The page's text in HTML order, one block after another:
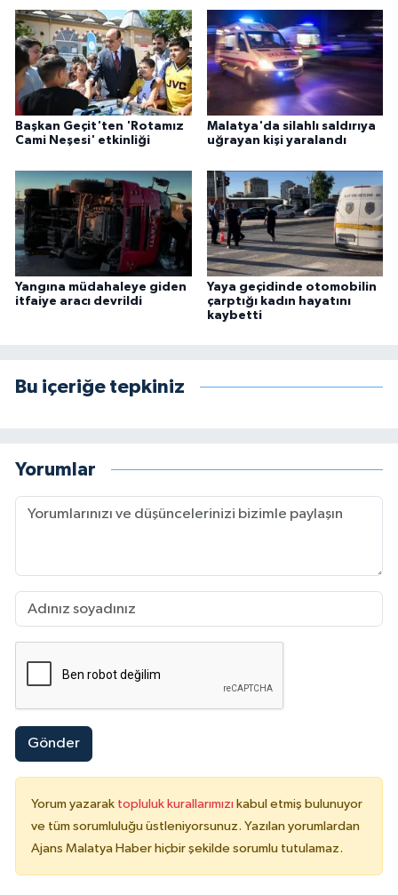
Başkan Geçit'ten 'Rotamız
Cami Neşesi' etkinliği
Malatya'da silahlı saldırıya
uğrayan kişi yaralandı
Yangına müdahaleye giden
itfaiye aracı devrildi
Yaya geçidinde otomobilin
çarptığı kadın hayatını
kaybetti
Bu içeriğe tepkiniz
Yorumlar
Gönder
Yorum yazarak topluluk kurallarımızı kabul etmiş bulunuyor
ve tüm sorumluluğu üstleniyorsunuz. Yazılan yorumlardan
Ajans Malatya Haber hiçbir şekilde sorumlu tutulamaz.